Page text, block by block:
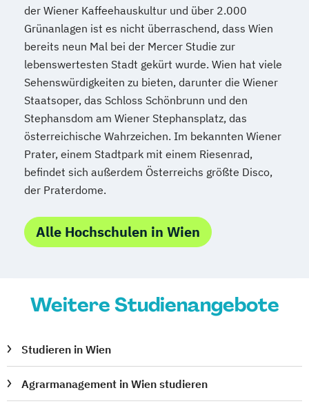
der Wiener Kaffeehauskultur und über 2.000
Grünanlagen ist es nicht überraschend, dass Wien
bereits neun Mal bei der Mercer Studie zur
lebenswertesten Stadt gekürt wurde. Wien hat viele
Sehenswürdigkeiten zu bieten, darunter die Wiener
Staatsoper, das Schloss Schönbrunn und den
Stephansdom am Wiener Stephansplatz, das
österreichische Wahrzeichen. Im bekannten Wiener
Prater, einem Stadtpark mit einem Riesenrad,
befindet sich außerdem Österreichs größte Disco,
der Praterdome.
Alle Hochschulen in Wien
Weitere Studienangebote
Studieren in Wien
Agrarmanagement in Wien studieren